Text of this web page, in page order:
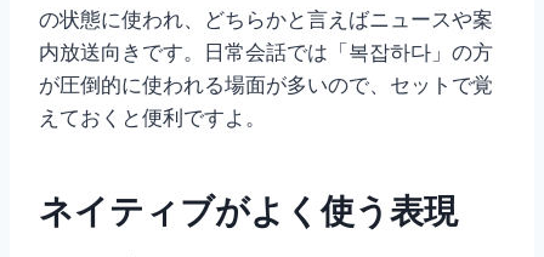
の状態に使われ、どちらかと言えばニュースや案
内放送向きです。日常会話では「복잡하다」の方
が圧倒的に使われる場面が多いので、セットで覚
えておくと便利ですよ。
ネイティブがよく使う表現